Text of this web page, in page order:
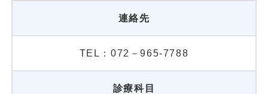
連絡先
TEL：072－965-7788
診療科目